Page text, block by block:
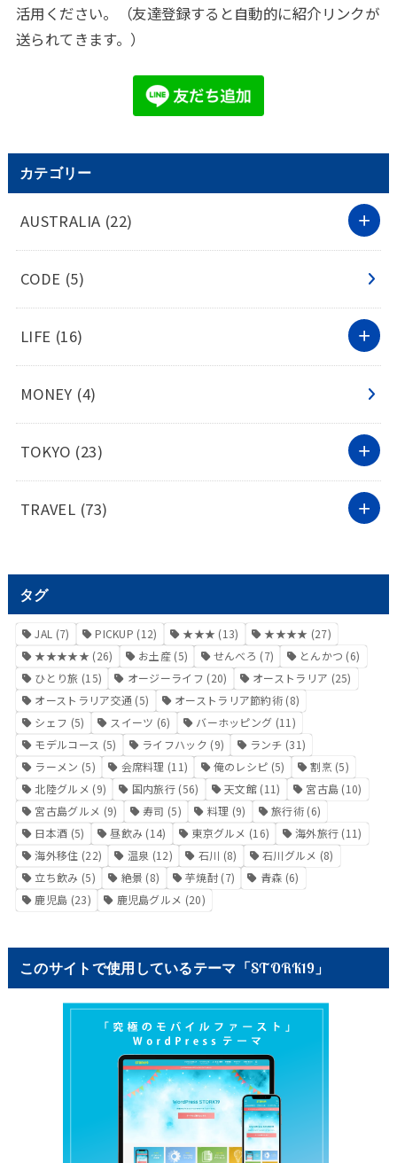
活用ください。（友達登録すると自動的に紹介リンクが
送られてきます。）
カテゴリー
AUSTRALIA (22)
CODE (5)
LIFE (16)
MONEY (4)
TOKYO (23)
TRAVEL (73)
タグ
JAL (7) PICKUP (12) ★★★ (13) ★★★★ (27)
★★★★★ (26) お土産 (5) せんべろ (7) とんかつ (6)
ひとり旅 (15) オージーライフ (20) オーストラリア (25)
オーストラリア交通 (5) オーストラリア節約術 (8)
シェフ (5) スイーツ (6) バーホッピング (11)
モデルコース (5) ライフハック (9) ランチ (31)
ラーメン (5) 会席料理 (11) 俺のレシピ (5) 割烹 (5)
北陸グルメ (9) 国内旅行 (56) 天文館 (11) 宮古島 (10)
宮古島グルメ (9) 寿司 (5) 料理 (9) 旅行術 (6)
日本酒 (5) 昼飲み (14) 東京グルメ (16) 海外旅行 (11)
海外移住 (22) 温泉 (12) 石川 (8) 石川グルメ (8)
立ち飲み (5) 絶景 (8) 芋焼酎(7) 青森 (6)
鹿児島 (23) 鹿児島グルメ (20)
このサイトで使用しているテーマ「STORK19」